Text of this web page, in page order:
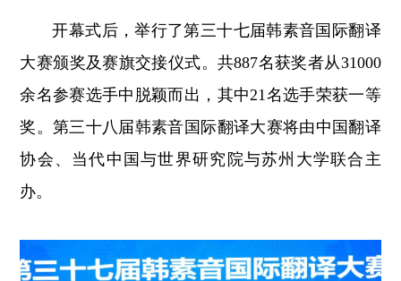
开幕式后，举行了第三十七届韩素音国际翻译
大赛颁奖及赛旗交接仪式。共887名获奖者从31000
余名参赛选手中脱颖而出，其中21名选手荣获一等
奖。第三十八届韩素音国际翻译大赛将由中国翻译
协会、当代中国与世界研究院与苏州大学联合主
办。